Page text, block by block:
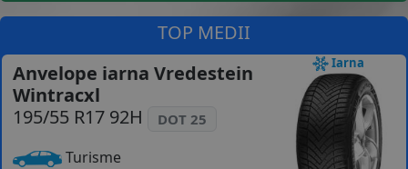
TOP MEDII
Iarna
Anvelope iarna Vredestein
Wintracxl
195/55 R17 92H
DOT 25
Turisme